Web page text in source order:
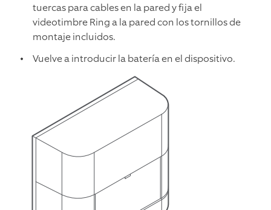
tuercas para cables en la pared y fija el
videotimbre Ring a la pared con los tornillos de
montaje incluidos.
Vuelve a introducir la batería en el dispositivo.